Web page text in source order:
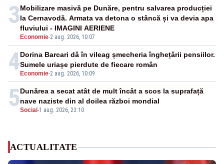
3
Economie-2 aug. 2026, 10:07
Mobilizare masivă pe Dunăre, pentru salvarea producției
la Cernavodă. Armata va detona o stâncă și va devia apa
fluviului - IMAGINI AERIENE
4 Economie-2 aug. 2026, 10:09
Dorina Barcari dă în vileag șmecheria înghețării pensiilor.
Sumele uriașe pierdute de fiecare român
5Social -1 aug. 2026, 23:10
Dunărea a secat atât de mult încât a scos la suprafață
nave naziste din al doilea război mondial
ACTUALITATE